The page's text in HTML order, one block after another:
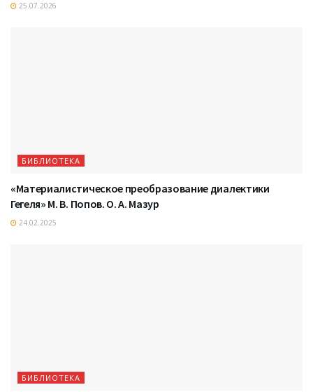
25.07.2026
БИБЛИОТЕКА
«Материалистическое преобразование диалектики
Гегеля» М. В. Попов. О. А. Мазур
24.02.2025
БИБЛИОТЕКА